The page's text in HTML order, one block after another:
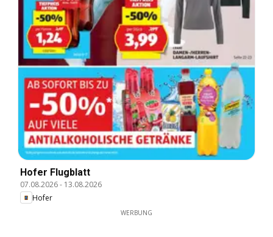
Hofer Flugblatt
07.08.2026- 13.08.2026
Hofer
WERBUNG